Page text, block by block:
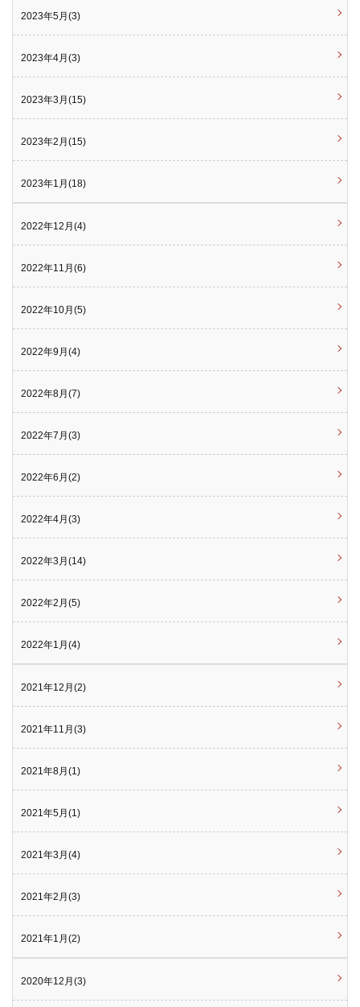
2023年5月(3)
2023年4月(3)
2023年3月(15)
2023年2月(15)
2023年1月(18)
2022年12月(4)
2022年11月(6)
2022年10月(5)
2022年9月(4)
2022年8月(7)
2022年7月(3)
2022年6月(2)
2022年4月(3)
2022年3月(14)
2022年2月(5)
2022年1月(4)
2021年12月(2)
2021年11月(3)
2021年8月(1)
2021年5月(1)
2021年3月(4)
2021年2月(3)
2021年1月(2)
2020年12月(3)